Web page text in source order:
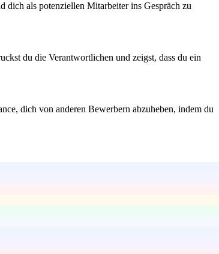
dich als potenziellen Mitarbeiter ins Gespräch zu
du die Verantwortlichen und zeigst, dass du ein
dich von anderen Bewerbern abzuheben, indem du